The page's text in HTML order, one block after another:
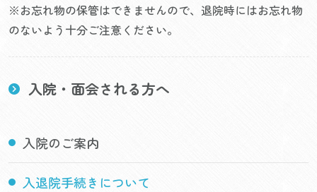
入院・面会される方へ
入院のご案内
入退院手続きについて
※お忘れ物の保管はできませんので、退院時にはお忘れ物
のないよう十分ご注意ください。